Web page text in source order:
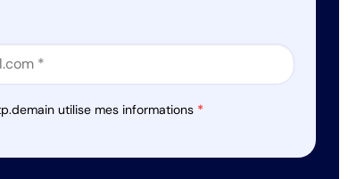
utilise mes informations *